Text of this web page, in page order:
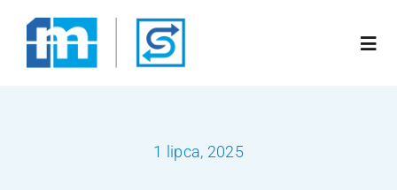
Przejdź
zawartości
1 lipca, 2025